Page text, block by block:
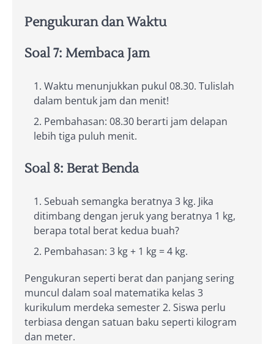
Pengukuran dan Waktu
Soal 7: Membaca Jam
Waktu menunjukkan pukul 08.30. Tulislah
dalam bentuk jam dan menit!
Pembahasan: 08.30 berarti jam delapan
lebih tiga puluh menit.
Soal 8: Berat Benda
Sebuah semangka beratnya 3 kg. Jika
ditimbang dengan jeruk yang beratnya 1 kg,
berapa total berat kedua buah?
Pembahasan: 3 kg + 1 kg = 4 kg.
Pengukuran seperti berat dan panjang sering
muncul dalam soal matematika kelas 3
kurikulum merdeka semester 2. Siswa perlu
terbiasa dengan satuan baku seperti kilogram
dan meter.